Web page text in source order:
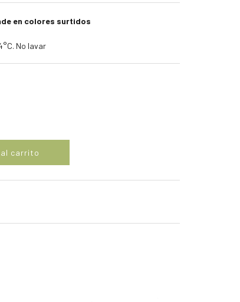
en colores surtidos
No lavar
carrito